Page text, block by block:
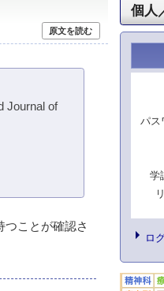
原文を読む
Journal of
ことが確認さ
個人
パス
学
ロ